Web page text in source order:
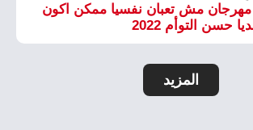
مش تعبان نفسيا ممكن اكون
حسن التوأم 2022
المزيد